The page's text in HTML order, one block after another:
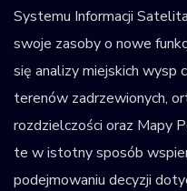
Systemu Informacji
swoje zasoby o nowe
się analizy miejskich wysp
terenów zadrzewionych,
rozdzielczości oraz Mapy
te w istotny sposób
podejmowaniu decyzji